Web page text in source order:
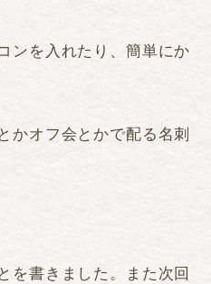
ンを入れたり、簡単にか
かオフ会とかで配る名刺
を書きました。また次回